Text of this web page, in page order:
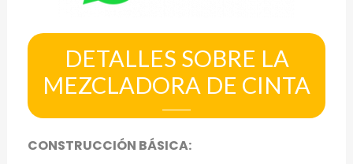
DETALLES SOBRE LA
MEZCLADORA DE CINTA
CONSTRUCCIÓN BÁSICA: